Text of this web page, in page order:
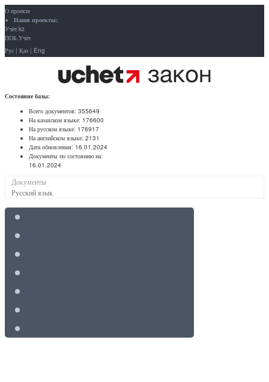
О проекте
Наши проекты:
Учёт.kz
ПОБ.Учёт
Рус | Қаз | Eng
Состояние базы:
Всего документов: 355649
На казахском языке: 176600
На русском языке: 176917
На английском языке: 2131
Дата обновления: 16.01.2024
Документы по состоянию на:
16.01.2024
Документы
Русский язык